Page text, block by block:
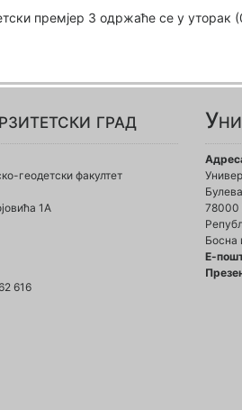
премјер 3 одржаће се у уторак
град
геодетски факултет
1A
616
78000
Босна
Е-